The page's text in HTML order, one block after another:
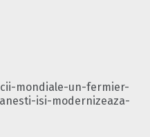
mondiale-un-fermier-
isi-modernizeaza-